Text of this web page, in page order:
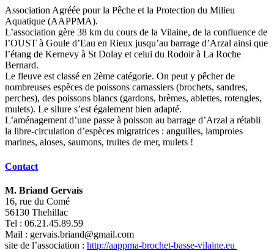
Association Agréée pour la Pêche et la Protection du Milieu
Aquatique (AAPPMA).
L’association gère 38 km du cours de la Vilaine, de la confluence de
l’OUST à Goule d’Eau en Rieux jusqu’au barrage d’Arzal ainsi que
l’étang de Kernevy à St Dolay et celui du Rodoir à La Roche
Bernard.
Le fleuve est classé en 2ème catégorie. On peut y pêcher de
nombreuses espèces de poissons carnassiers (brochets, sandres,
perches), des poissons blancs (gardons, brèmes, ablettes, rotengles,
mulets). Le silure s’est également bien adapté.
L’aménagement d’une passe à poisson au barrage d’Arzal a rétabli
la libre-circulation d’espèces migratrices : anguilles, lamproies
marines, aloses, saumons, truites de mer, mulets !
Contact
M. Briand Gervais
16, rue du Comé
56130 Thehillac
Tel : 06.21.45.89.59
Mail : gervais.briand@gmail.com
site de l’association : http://aappma-brochet-basse-vilaine.eu